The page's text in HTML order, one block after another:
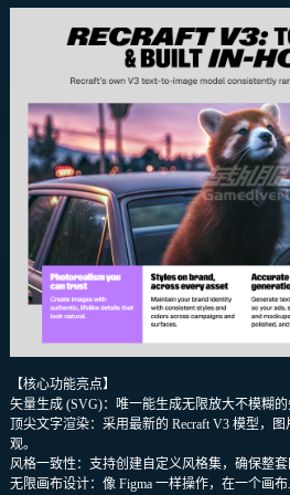
【核心功能亮点】
矢量生成 (SVG)：唯一能生成无限放大不模糊的
顶尖文字渲染：采用最新的 Recraft V3 模型，
观。
风格一致性：支持创建自定义风格集，确保整
无限画布设计：像 Figma 一样操作，在一个画